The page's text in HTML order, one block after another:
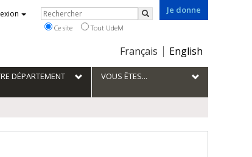
Je donne
Choix
la
langue
Français English
Rechercher
Rechercher
Ce site Tout UdeM
DÉPARTEMENT VOUS ÊTES...